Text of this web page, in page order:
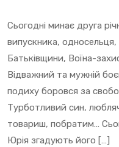
Сьогодні минає друга
випускника,
Батьківщини, Воїна-
Відважний та мужній
подиху боровся за
Турботливий син,
товариш, побратим…
Юрія згадують його […]